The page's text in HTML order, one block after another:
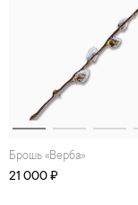
Брошь «Верба»
21 000 ₽